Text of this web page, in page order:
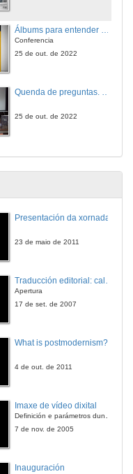
Conferencia
25 de out. de 2022
Quenda de preguntas. Álbums para entender o mundo
25 de out. de 2022
Presentación da xornada
23 de maio de 2011
Apertura
17 de set. de 2007
What is postmodernism?
4 de out. de 2011
Imaxe de vídeo dixital
Definición e parámetros dunha imaxe dixital. Resolución e Aspecto. Profundidade da cor. Compresión. Frame por segundo. Entrelazado. Campos, cadros
7 de nov. de 2005
Inauguración